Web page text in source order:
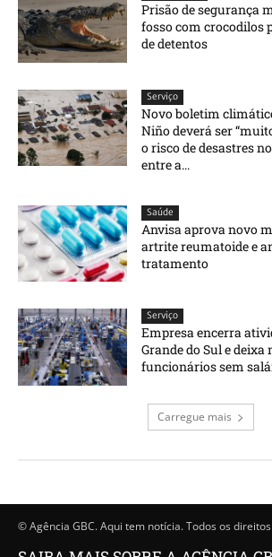
Prisão de segurança
fosso com crocodilos
de detentos
Serviço
Novo boletim
Niño deverá ser
o risco de desastres
entre a...
Saúde
Anvisa aprova novo
artrite reumatoide e
tratamento
Serviço
Empresa encerra
Grande do Sul e deixa
funcionários sem
Carregue mais
© Agência GBC. Aqui tem notícia. Todos os